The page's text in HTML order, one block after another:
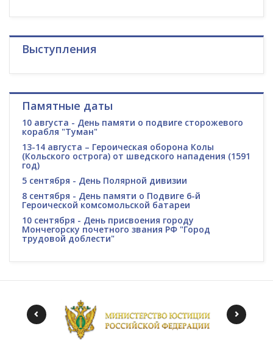
Выступления
Памятные даты
10 августа - День памяти о подвиге сторожевого
корабля "Туман"
13-14 августа – Героическая оборона Колы
(Кольского острога) от шведского нападения (1591
год)
5 сентября - День Полярной дивизии
8 сентября - День памяти о Подвиге 6-й
Героической комсомольской батареи
10 сентября - День присвоения городу
Мончегорску почетного звания РФ "Город
трудовой доблести"